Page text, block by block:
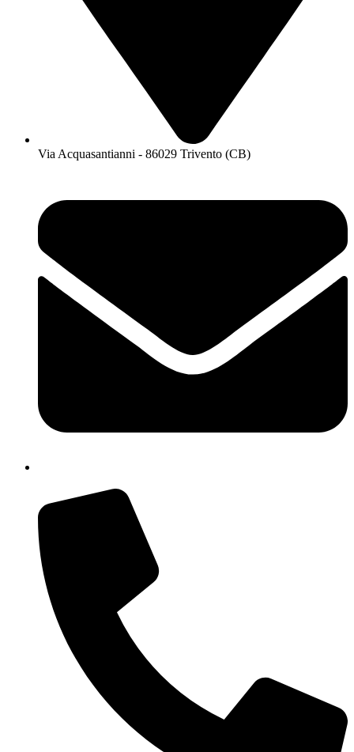
Via Acquasantianni - 86029 Trivento (CB)